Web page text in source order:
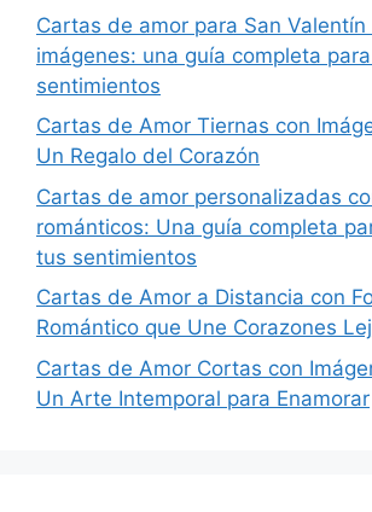
Cartas de amor para San Valentín
imágenes: una guía completa
sentimientos
Cartas de Amor Tiernas con
Un Regalo del Corazón
Cartas de amor personalizadas
románticos: Una guía completa
tus sentimientos
Cartas de Amor a Distancia con
Romántico que Une Corazones
Cartas de Amor Cortas con
Un Arte Intemporal para Enamorar